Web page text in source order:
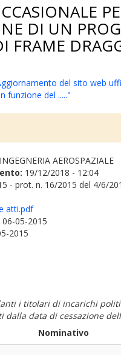
DI UN
FRAME
del sito web
funzione del ....."
AEROSPAZIALE
19/12/2018 - 12:04
- prot. n. 16/2015 del 4/6/
atti.pdf
06-05-2015
2015
i titolari di incarichi
data di cessazione
Nominativo